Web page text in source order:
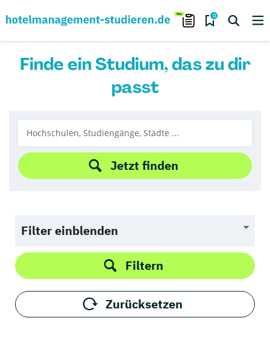
0
Finde ein Studium, das zu dir
passt
Jetzt finden
Filter einblenden
Filtern
Zurücksetzen